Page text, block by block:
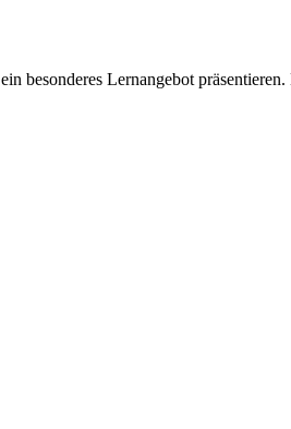
besonderes Lernangebot